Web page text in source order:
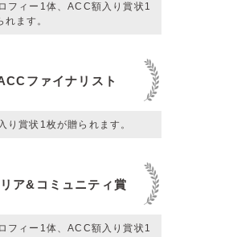
フィー1体、ACC額入り賞状1
れます。
ファイナリスト
り賞状1枚が贈られます。
ア&コミュニティ賞
フィー1体、ACC額入り賞状1